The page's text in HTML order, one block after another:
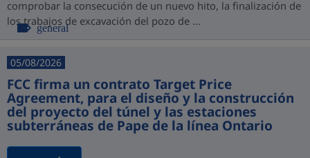
comprobar la consecución de un nuevo hito, la finalización de
los trabajos de excavación del pozo de ...
general
05/08/2026
FCC firma un contrato Target Price
Agreement, para el diseño y la construcción
del proyecto del túnel y las estaciones
subterráneas de Pape de la línea Ontario